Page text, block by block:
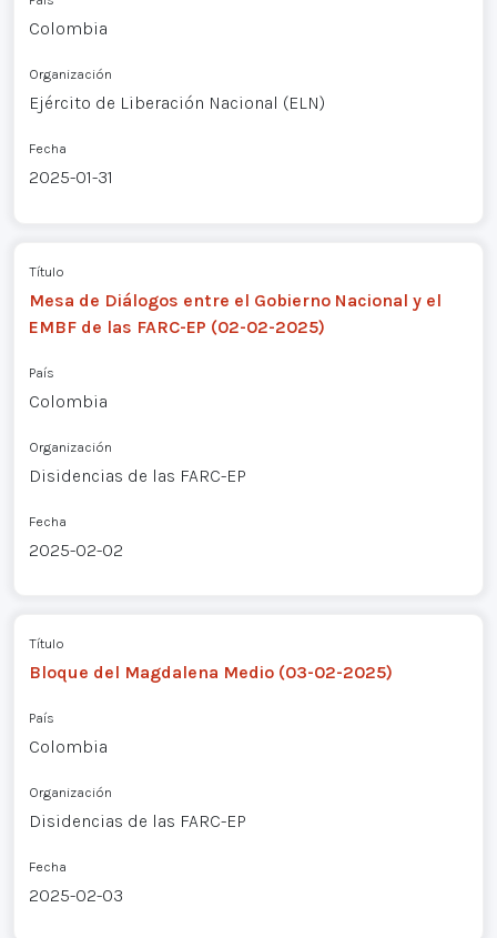
Colombia
Organización
Ejército de Liberación Nacional (ELN)
Fecha
2025-01-31
Título
Mesa de Diálogos entre el Gobierno Nacional y el
EMBF de las FARC-EP (02-02-2025)
País
Colombia
Organización
Disidencias de las FARC-EP
Fecha
2025-02-02
Título
Bloque del Magdalena Medio (03-02-2025)
País
Colombia
Organización
Disidencias de las FARC-EP
Fecha
2025-02-03